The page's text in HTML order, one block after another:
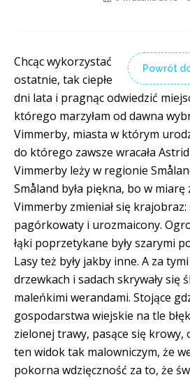
Powrót
Chcąc wykorzystać
ostatnie, tak ciepłe
dni lata i pragnąc odwiedzić
którego marzyłam od dawna
Vimmerby, miasta w którym
do którego zawsze wracała
Vimmerby leży w regionie
Småland była piękna, bo w
Vimmerby zmieniał się krajobraz:
pagórkowaty i urozmaicony.
łąki poprzetykane były szarymi
Lasy też były jakby inne. A za
drzewkach i sadach skrywały się
maleńkimi werandami. Stojące
gospodarstwa wiejskie na tle
zielonej trawy, pasące się krowy,
ten widok tak malowniczym, że
pokorna wdzięczność za to, że